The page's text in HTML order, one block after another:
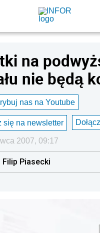
na
nie będą
nas na Youtube
się na newsletter
2007, 09:17
Piasecki